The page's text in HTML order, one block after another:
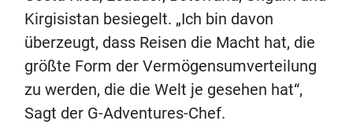
Kirgisistan besiegelt. „Ich bin davon
überzeugt, dass Reisen die Macht hat, die
größte Form der Vermögensumverteilung
zu werden, die die Welt je gesehen hat“,
Sagt der G-Adventures-Chef.